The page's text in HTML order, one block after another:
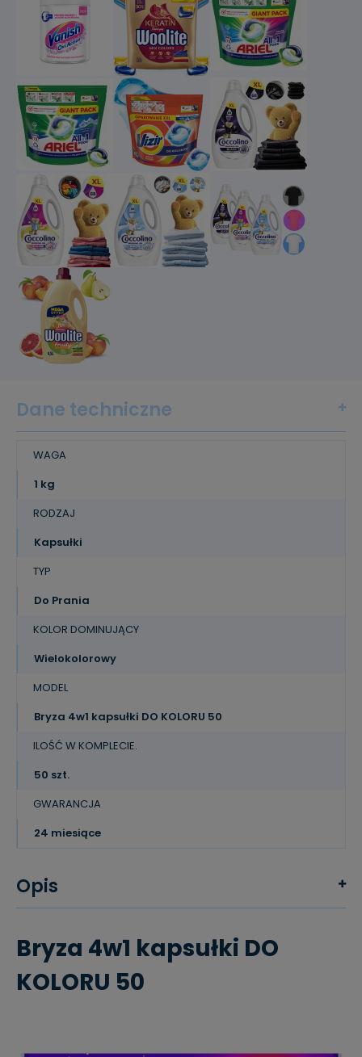
Opis
Bryza 4w1 kapsułki DO
KOLORU 50
Dane techniczne
WAGA
1 kg
RODZAJ
Kapsułki
TYP
Do Prania
KOLOR DOMINUJĄCY
Wielokolorowy
MODEL
Bryza 4w1 kapsułki DO KOLORU 50
ILOŚĆ W KOMPLECIE.
50 szt.
GWARANCJA
24 miesiące